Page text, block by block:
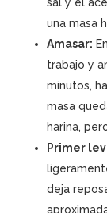
una masa
Amasar:
trabajo y
minutos,
masa
harina,
Primer
deja